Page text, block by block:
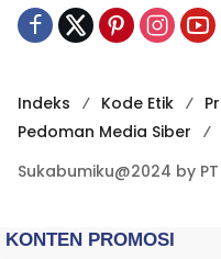
Indeks Kode Etik
Pedoman Media Siber
Sukabumiku@2024 by